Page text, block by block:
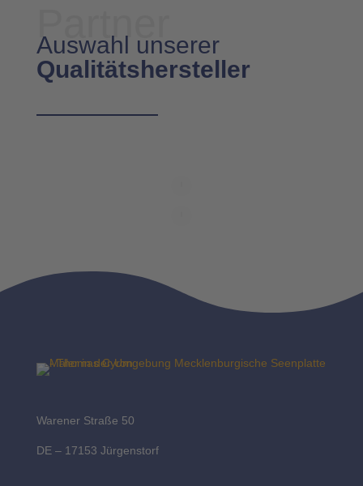
Partner
Auswahl unserer
Qualitätshersteller
Warener Straße 50
DE – 17153 Jürgenstorf